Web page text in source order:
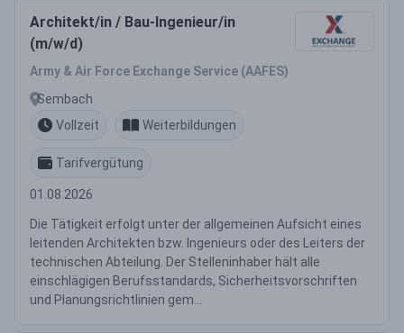
Architekt/in / Bau-Ingenieur/in
(m/w/d)
Army & Air Force Exchange Service (AAFES)
Sembach
Vollzeit
Weiterbildungen
Tarifvergütung
01.08.2026
Die Tätigkeit erfolgt unter der allgemeinen Aufsicht eines
leitenden Architekten bzw. Ingenieurs oder des Leiters der
technischen Abteilung. Der Stelleninhaber hält alle
einschlägigen Berufsstandards, Sicherheitsvorschriften
und Planungsrichtlinien gem...